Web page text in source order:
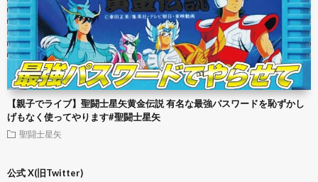
【親子でライブ】聖闘士星矢黄金伝説 有名な最強パスワードを恥ずかし
げもなく使ってやります#聖闘士星矢
聖闘士星矢
公式 X(旧Twitter)